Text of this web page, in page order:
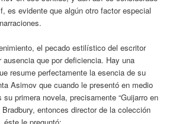
es evidente que algún otro factor especial
el pecado estilístico del escritor
ausencia que por deficiencia. Hay una
resume perfectamente la esencia de su
Asimov que cuando le presentó en medio
su primera novela, precisamente “Guijarro en
entonces director de la colección